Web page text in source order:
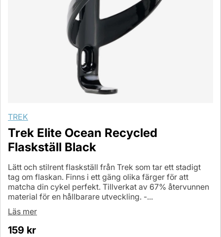
TREK
Trek Elite Ocean Recycled
Flaskställ Black
Lätt och stilrent flaskställ från Trek som tar ett stadigt
tag om flaskan. Finns i ett gäng olika färger för att
matcha din cykel perfekt. Tillverkat av 67% återvunnen
material för en hållbarare utveckling. -...
Läs mer
159 kr